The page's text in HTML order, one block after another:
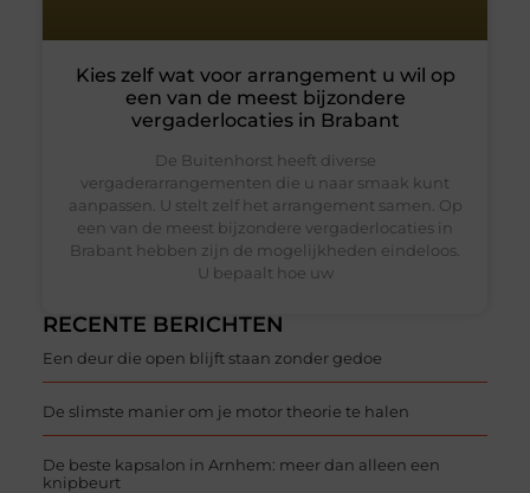
RECENTE BERICHTEN
Een deur die open blijft staan zonder gedoe
De slimste manier om je motor theorie te halen
De beste kapsalon in Arnhem: meer dan alleen een
knipbeurt
Kies zelf wat voor arrangement u wil op
een van de meest bijzondere
vergaderlocaties in Brabant
De Buitenhorst heeft diverse
vergaderarrangementen die u naar smaak kunt
aanpassen. U stelt zelf het arrangement samen. Op
een van de meest bijzondere vergaderlocaties in
Brabant hebben zijn de mogelijkheden eindeloos.
U bepaalt hoe uw